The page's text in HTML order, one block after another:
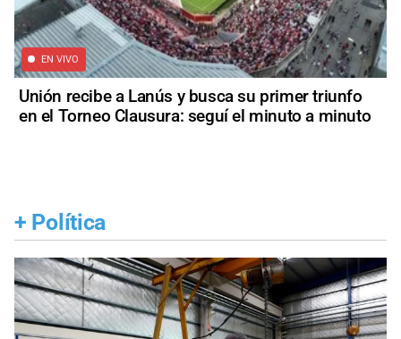
EN VIVO
Unión recibe a Lanús y busca su primer triunfo
en el Torneo Clausura: seguí el minuto a minuto
+ Política